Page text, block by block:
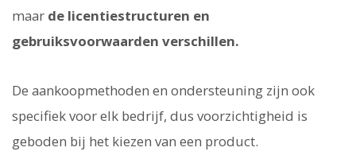
maar de licentiestructuren en
gebruiksvoorwaarden verschillen.
De aankoopmethoden en ondersteuning zijn ook
specifiek voor elk bedrijf, dus voorzichtigheid is
geboden bij het kiezen van een product.